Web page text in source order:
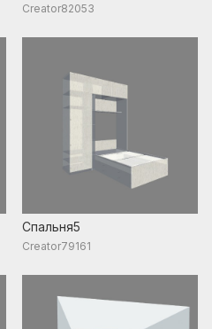
Creator82053
Спальня5
Creator79161